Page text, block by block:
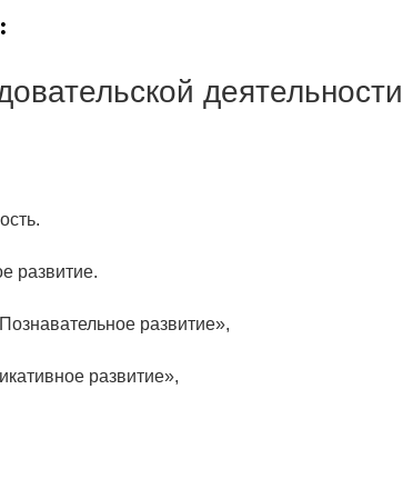
развитие.
развитие»,
развитие»,